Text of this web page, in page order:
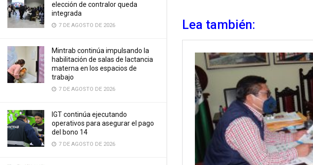
elección de contralor queda
integrada
7 DE AGOSTO DE 2026
Mintrab continúa impulsando la
habilitación de salas de lactancia
materna en los espacios de
trabajo
7 DE AGOSTO DE 2026
IGT continúa ejecutando
operativos para asegurar el pago
del bono 14
7 DE AGOSTO DE 2026
Lea también: